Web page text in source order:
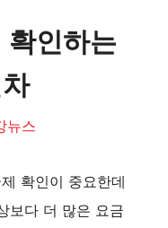
확인하는
뉴스
확인이 중요한데
보다 더 많은 요금